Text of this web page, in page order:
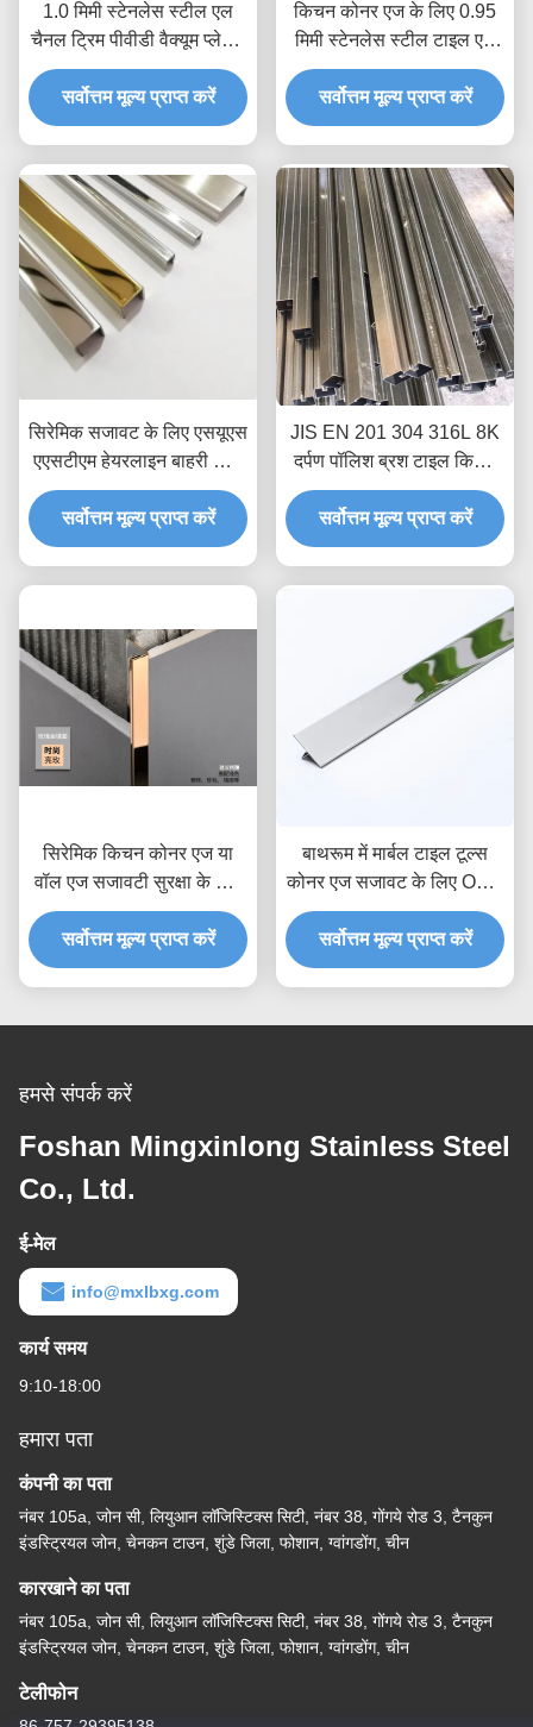
1.0 मिमी स्टेनलेस स्टील एल
चैनल ट्रिम पीवीडी वैक्यूम प्लेटिंग
टाइटेनियम
सर्वोत्तम मूल्य प्राप्त करें
किचन कोनर एज के लिए 0.95
मिमी स्टेनलेस स्टील टाइल एज
ट्रिम कस्टम मेटल लाइन ब्रश
मोल्डिंग
सर्वोत्तम मूल्य प्राप्त करें
सिरेमिक सजावट के लिए एसयूएस
एएसटीएम हेयरलाइन बाहरी कोने
टाइल एज ट्रिम
सर्वोत्तम मूल्य प्राप्त करें
JIS EN 201 304 316L 8K
दर्पण पॉलिश ब्रश टाइल किनारे
ट्रिम फर्श दीवार किनारे सजावटी
सुरक्षा के लिए
सर्वोत्तम मूल्य प्राप्त करें
सिरेमिक किचन कोनर एज या
वॉल एज सजावटी सुरक्षा के लिए
201 304 316L स्टेनलेस
स्टील चैनल ट्रिम प्रोफ़ाइल
सर्वोत्तम मूल्य प्राप्त करें
बाथरूम में मार्बल टाइल टूल्स
कोनर एज सजावट के लिए OEM
ODM पॉलिश 8K 6K 10K
मिरर ट्रांज़िशन बॉर्डर एजिंग ट्रिम
सर्वोत्तम मूल्य प्राप्त करें
हमसे संपर्क करें
Foshan Mingxinlong Stainless Steel
Co., Ltd.
ई-मेल
info@mxlbxg.com
कार्य समय
9:10-18:00
हमारा पता
कंपनी का पता
नंबर 105a, जोन सी, लियुआन लॉजिस्टिक्स सिटी, नंबर 38, गोंगये रोड 3, टैनकुन
इंडस्ट्रियल जोन, चेनकन टाउन, शुंडे जिला, फोशान, ग्वांगडोंग, चीन
कारखाने का पता
नंबर 105a, जोन सी, लियुआन लॉजिस्टिक्स सिटी, नंबर 38, गोंगये रोड 3, टैनकुन
इंडस्ट्रियल जोन, चेनकन टाउन, शुंडे जिला, फोशान, ग्वांगडोंग, चीन
टेलीफोन